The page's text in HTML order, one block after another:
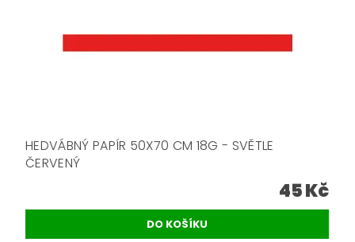
HEDVÁBNÝ PAPÍR 50X70 CM 18G - SVĚTLE
ČERVENÝ
45 Kč